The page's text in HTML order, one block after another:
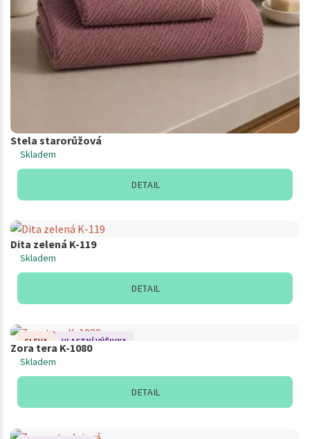
Stela starorůžová
Skladem
DETAIL
Dita zelená K-119
Skladem
DETAIL
SLEVA VLASTNÍ VÝŠIVKA
Zora tera K-1080
Skladem
DETAIL